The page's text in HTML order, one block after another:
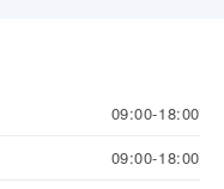
09:00-18:00
09:00-18:00